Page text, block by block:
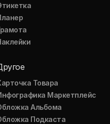
Товара
Маркетплейс
Альбома
Подкаста